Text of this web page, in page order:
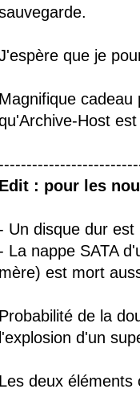
que je
Magnifique
Host
Edit : pour les
Un disque dur est
La nappe SATA
mère) est mort
Probabilité de la
l'explosion d'un
Les deux éléments